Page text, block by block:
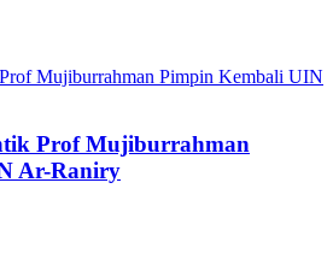
Prof Mujiburrahman
Ar-Raniry